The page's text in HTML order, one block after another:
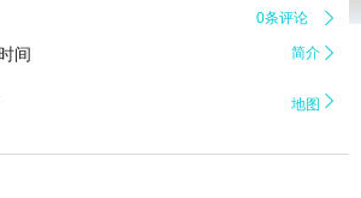
0条评论 
间 简介 
地图 